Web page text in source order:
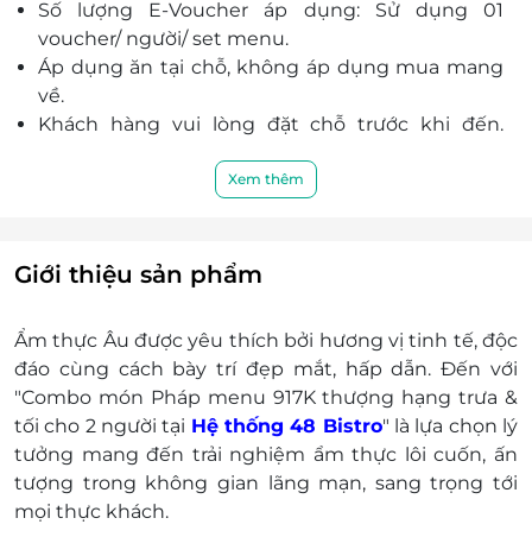
thực khách.
Sở hữu không gian được thiết kế theo phong
cách kiến trúc Phấp cổ điển, sang trọng cùng
đội ngũ nhân viên chuyên nghiệp, chu đáo,
nhiệt tình, Hệ thống 48 Bistro sẽ mang đến sự
hài lòng nhất tới mọi khách hàng.
Số lượng E-Voucher áp dụng: Sử dụng 01
voucher/ người/ set menu.
Áp dụng ăn tại chỗ, không áp dụng mua mang
về.
Khách hàng vui lòng đặt chỗ trước khi đến.
trước và nhà hàng không còn chỗ trống, 48
Điện thoại: 0909 44 7086 - 0938 80 7979.
Số 50 - 52 Lê Thị Riêng, Phường Bến Thành,
Số 292 An Dương Vương, Phường 4, Quận 5,
TP. Hồ Chí Minh.
Tầng 5, Crescent Mall, 101 Tôn Dật Tiên,
Phường Tân Phú, Quận 7, TP. Hồ Chí Minh.
Một khách hàng được mua nhiều E-Voucher/E-
Coupon
E-Voucher/E-Coupon không có giá trị quy đổi
Xem thêm
Giới thiệu sản phẩm
Ẩm thực Âu được yêu thích bởi hương vị tinh tế, độc
đáo cùng cách bày trí đẹp mắt, hấp dẫn. Đến với
"Combo món Pháp menu 917K thượng hạng trưa &
tối cho 2 người tại Hệ thống 48 Bistro" là lựa chọn lý
tưởng mang đến trải nghiệm ẩm thực lôi cuốn, ấn
tượng trong không gian lãng mạn, sang trọng tới
mọi thực khách.